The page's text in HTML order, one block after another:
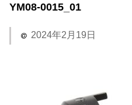
お問い合わせ
YM08-0015_01
2024年2月19日